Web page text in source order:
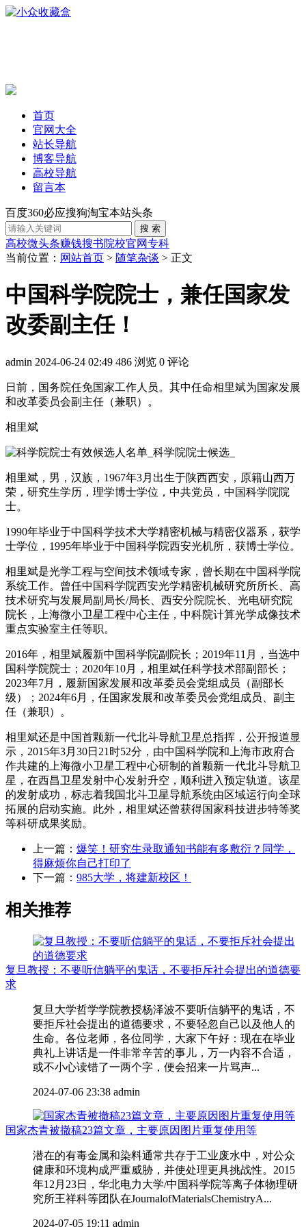
首页
官网大全
站长导航
博客导航
高校导航
留言本
百度360必应搜狗淘宝本站头条
高校微头条赚钱搜书院校官网专科
当前位置： 网站首页 > 随笔杂谈 > 正文
中国科学院院士，兼任国家发
改委副主任！
admin 2024-06-24 02:49 486 浏览 0 评论
日前，国务院任免国家工作人员。其中任命相里斌为国家发展
和改革委员会副主任（兼职）。
相里斌
相里斌，男，汉族，1967年3月出生于陕西西安，原籍山西万
荣，研究生学历，理学博士学位，中共党员，中国科学院院
士。
1990年毕业于中国科学技术大学精密机械与精密仪器系，获学
士学位，1995年毕业于中国科学院西安光机所，获博士学位。
相里斌是光学工程与空间技术领域专家，曾长期在中国科学院
系统工作。曾任中国科学院西安光学精密机械研究所所长、高
技术研究与发展局副局长/局长、西安分院院长、光电研究院
院长，上海微小卫星工程中心主任，中科院计算光学成像技术
重点实验室主任等职。
2016年，相里斌履新中国科学院副院长；2019年11月，当选中
国科学院院士；2020年10月，相里斌任科学技术部副部长；
2023年7月，履新国家发展和改革委员会党组成员（副部长
级）；2024年6月，任国家发展和改革委员会党组成员、副主
任（兼职）。
相里斌还是中国首颗新一代北斗导航卫星总指挥，公开报道显
示，2015年3月30日21时52分，由中国科学院和上海市政府合
作共建的上海微小卫星工程中心研制的首颗新一代北斗导航卫
星，在西昌卫星发射中心发射升空，顺利进入预定轨道。该星
的发射成功，标志着我国北斗卫星导航系统由区域运行向全球
拓展的启动实施。此外，相里斌还曾获得国家科技进步特等奖
等科研成果奖励。
上一篇： 爆笑！研究生录取通知书能有多敷衍？同学，
得麻烦你自己打印了
下一篇： 985大学，将建新校区！
相关推荐
复旦教授：不要听信躺平的鬼话，不要拒斥社会提出的道德要
求
复旦大学哲学学院教授杨泽波不要听信躺平的鬼话，不
要拒斥社会提出的道德要求，不要轻忽自己以及他人的
生命。各位老师，各位同学，大家下午好：现在在毕业
典礼上讲话是一件非常辛苦的事儿，万一内容不合适，
或不小心读错了一两个字，便会招来一片骂声...
2024-07-06 23:38 admin
国家杰青被撤稿23篇文章，主要原因图片重复使用等
潜在的有毒金属和染料通常共存于工业废水中，对公众
健康和环境构成严重威胁，并使处理更具挑战性。2015
年12月23日，华北电力大学/中国科学院等离子体物理研
究所王祥科等团队在JournalofMaterialsChemistryA...
2024-07-05 19:11 admin